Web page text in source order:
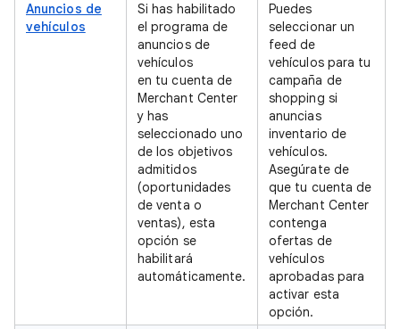
Anuncios de
vehículos
Si has habilitado
el programa de
anuncios de
vehículos
en tu cuenta de
Merchant Center
y has
seleccionado uno
de los objetivos
admitidos
(oportunidades
de venta o
ventas), esta
opción se
habilitará
automáticamente.
Puedes
seleccionar un
feed de
vehículos para tu
campaña de
shopping si
anuncias
inventario de
vehículos.
Asegúrate de
que tu cuenta de
Merchant Center
contenga
ofertas de
vehículos
aprobadas para
activar esta
opción.